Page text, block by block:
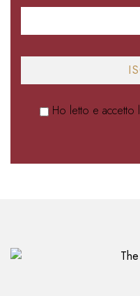
Ho letto e accetto